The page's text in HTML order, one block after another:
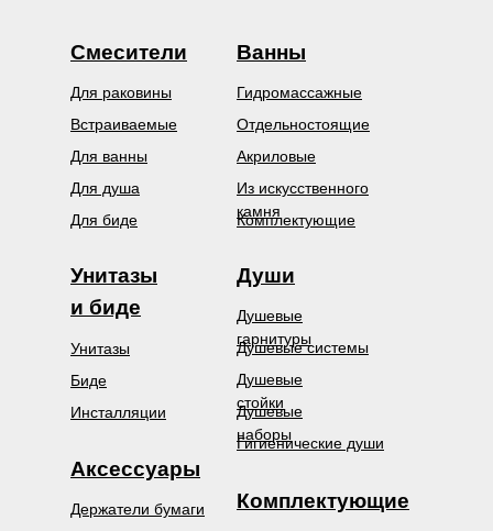
Смесители
Души
Душевые
гарнитуры
Душевые системы
Гигиенические души
Аксессуары
Держатели бумаги
Встраиваемые
Для биде
Для ванны
Для душа
Для раковины
Ванны
Из искусственного
камня
Комплектующие
Душевые
стойки
Душевые
наборы
Гидромассажные
Акриловые
Отдельностоящие
Комплектующие
Инсталляции
Биде
Унитазы
Унитазы
и биде